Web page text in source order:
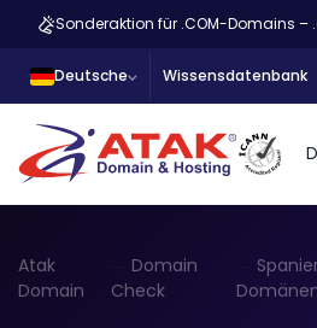
Sonderaktion für .COM-Domains –
Deutsche Wissensdatenbank
Atak
Domain
Domain
Check